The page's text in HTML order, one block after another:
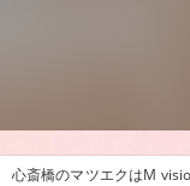
心斎橋のマツエクはM